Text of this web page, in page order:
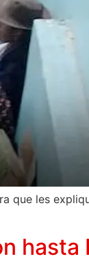
que les
hasta